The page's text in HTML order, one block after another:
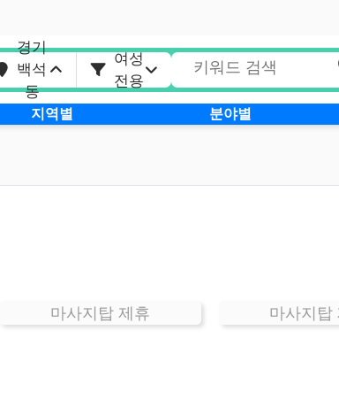
경기
백석
동
여성
전용
지역별 분야별
마사지탑 제휴 마사지탑